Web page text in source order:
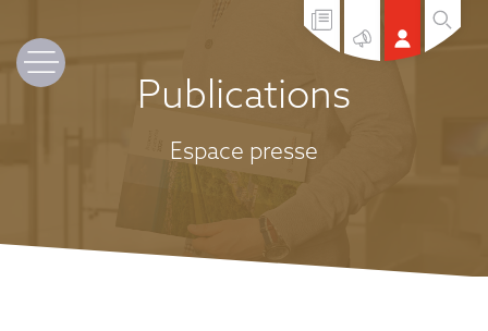
Publications
Espace presse